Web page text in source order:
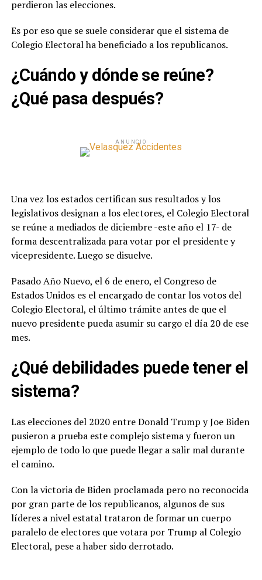
perdieron las elecciones.
Es por eso que se suele considerar que el sistema de
Colegio Electoral ha beneficiado a los republicanos.
¿Cuándo y dónde se reúne?
¿Qué pasa después?
ANUNCIO
Una vez los estados certifican sus resultados y los
legislativos designan a los electores, el Colegio Electoral
se reúne a mediados de diciembre -este año el 17- de
forma descentralizada para votar por el presidente y
vicepresidente. Luego se disuelve.
Pasado Año Nuevo, el 6 de enero, el Congreso de
Estados Unidos es el encargado de contar los votos del
Colegio Electoral, el último trámite antes de que el
nuevo presidente pueda asumir su cargo el día 20 de ese
mes.
¿Qué debilidades puede tener el
sistema?
Las elecciones del 2020 entre Donald Trump y Joe Biden
pusieron a prueba este complejo sistema y fueron un
ejemplo de todo lo que puede llegar a salir mal durante
el camino.
Con la victoria de Biden proclamada pero no reconocida
por gran parte de los republicanos, algunos de sus
líderes a nivel estatal trataron de formar un cuerpo
paralelo de electores que votara por Trump al Colegio
Electoral, pese a haber sido derrotado.